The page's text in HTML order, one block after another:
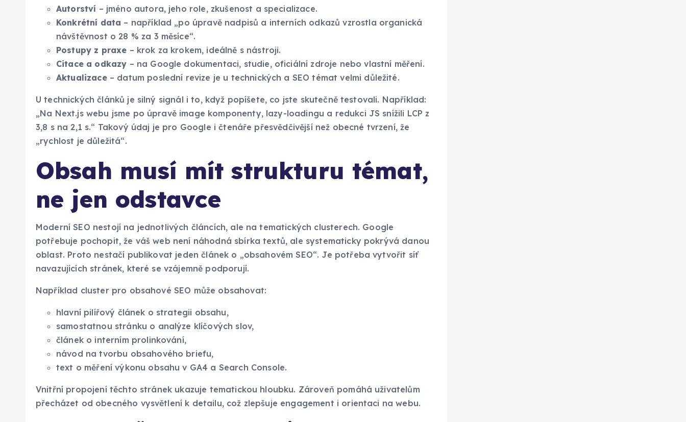
Autorství – jméno autora, jeho role, zkušenost a specializace.
Konkrétní data – například „po úpravě nadpisů a interních odkazů vzrostla organická
návštěvnost o 28 % za 3 měsíce“.
Postupy z praxe – krok za krokem, ideálně s nástroji.
Citace a odkazy – na Google dokumentaci, studie, oficiální zdroje nebo vlastní měření.
Aktualizace– datum poslední revize je u technických a SEO témat velmi důležité.
U technických článků je silný signál i to, když popíšete, co jste skutečně testovali. Například:
„Na Next.js webu jsme po úpravě image komponenty, lazy-loadingu a redukci JS snížili LCP z
3,8 s na 2,1 s.“ Takový údaj je pro Google i čtenáře přesvědčivější než obecné tvrzení, že
„rychlost je důležitá“.
Obsah musí mít strukturu témat,
ne jen odstavce
Moderní SEO nestojí na jednotlivých článcích, ale na tematických clusterech. Google
potřebuje pochopit, že váš web není náhodná sbírka textů, ale systematicky pokrývá danou
oblast. Proto nestačí publikovat jeden článek o „obsahovém SEO“. Je potřeba vytvořit síť
navazujících stránek, které se vzájemně podporují.
Například cluster pro obsahové SEO může obsahovat:
hlavní pilířový článek o strategii obsahu,
samostatnou stránku o analýze klíčových slov,
článek o interním prolinkování,
návod na tvorbu obsahového briefu,
text o měření výkonu obsahu v GA4 a Search Console.
Vnitřní propojení těchto stránek ukazuje tematickou hloubku. Zároveň pomáhá uživatelům
přecházet od obecného vysvětlení k detailu, což zlepšuje engagement i orientaci na webu.